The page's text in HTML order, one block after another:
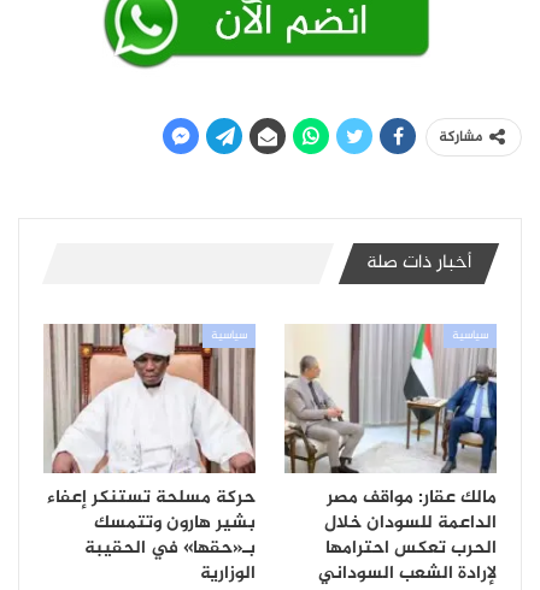
مشاركة
أخبار ذات صلة
سياسية
مالك عقار: مواقف مصر
الداعمة للسودان خلال
الحرب تعكس احترامها
لإرادة الشعب السوداني
سياسية
حركة مسلحة تستنكر إعفاء
بشير هارون وتتمسك
بـ«حقها» في الحقيبة
الوزارية